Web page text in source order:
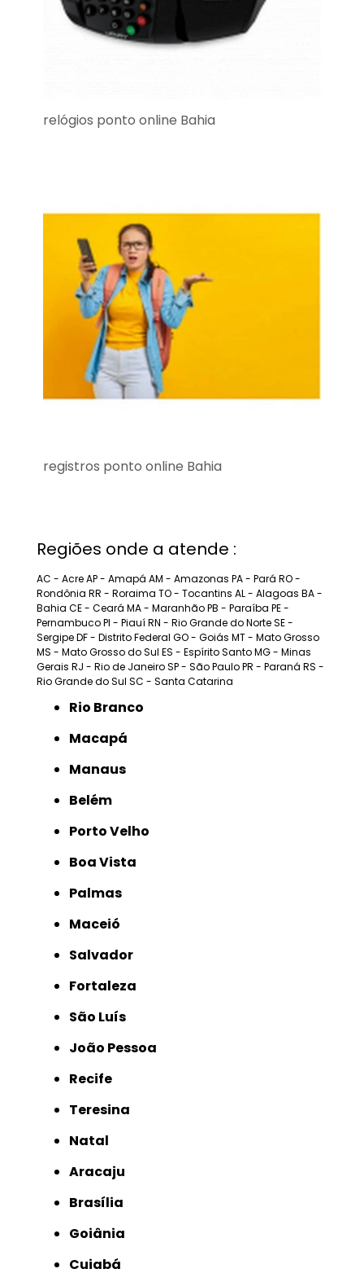
relógios ponto online Bahia
registros ponto online Bahia
Regiões onde a atende :
AC - AcreAP - Amapá AM - Amazonas PA - Pará RO -
Rondônia RR - Roraima TO - Tocantins AL - Alagoas BA -
Bahia CE - Ceará MA - MaranhãoPB - Paraíba PE -
PernambucoPI - PiauíRN - Rio Grande do NorteSE -
SergipeDF - Distrito Federal GO - Goiás MT - Mato Grosso
MS - Mato Grosso do Sul ES - Espírito SantoMG - Minas
Gerais RJ - Rio de JaneiroSP - São PauloPR - Paraná RS -
Rio Grande do Sul SC - Santa Catarina
Rio Branco
Macapá
Manaus
Belém
Porto Velho
Boa Vista
Palmas
Maceió
Salvador
Fortaleza
São Luís
João Pessoa
Recife
Teresina
Natal
Aracaju
Brasília
Goiânia
Cuiabá